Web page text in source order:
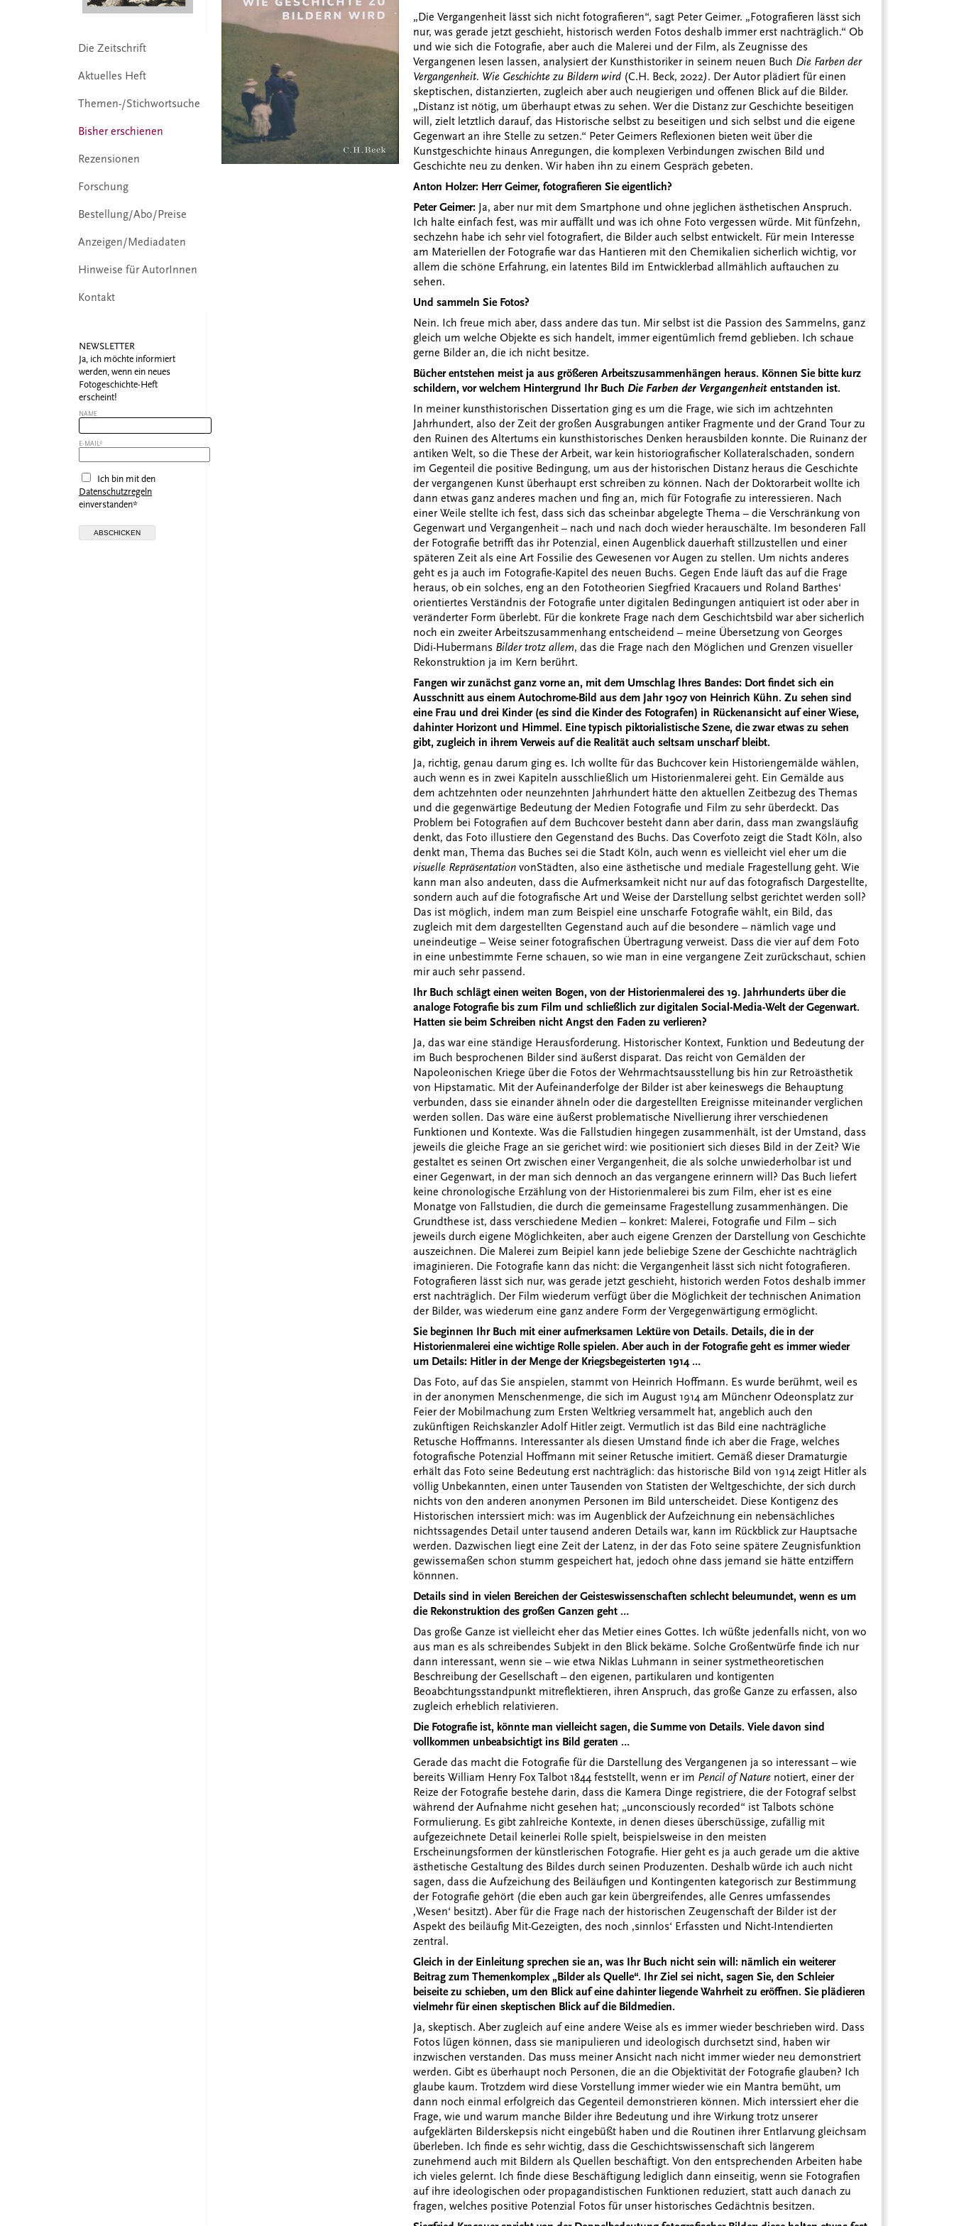
Die Zeitschrift
Aktuelles Heft
Themen-/Stichwortsuche
Bisher erschienen
Rezensionen
Forschung
Bestellung/Abo/Preise
Anzeigen/Mediadaten
Hinweise für AutorInnen
Kontakt
NEWSLETTER
Ja, ich möchte informiert
werden, wenn ein neues
Fotogeschichte-Heft
erscheint!
NAME
E-MAIL*
Ich bin mit den
Datenschutzregeln
einverstanden*
„Die Vergangenheit lässt sich nicht fotografieren“, sagt Peter Geimer. „Fotografieren lässt sich
nur, was gerade jetzt geschieht, historisch werden Fotos deshalb immer erst nachträglich.“ Ob
und wie sich die Fotografie, aber auch die Malerei und der Film, als Zeugnisse des
Vergangenen lesen lassen, analysiert der Kunsthistoriker in seinem neuen Buch Die Farben der
Vergangenheit. Wie Geschichte zu Bildern wird (C.H. Beck, 2022). Der Autor plädiert für einen
skeptischen, distanzierten, zugleich aber auch neugierigen und offenen Blick auf die Bilder.
„Distanz ist nötig, um überhaupt etwas zu sehen. Wer die Distanz zur Geschichte beseitigen
will, zielt letztlich darauf, das Historische selbst zu beseitigen und sich selbst und die eigene
Gegenwart an ihre Stelle zu setzen.“ Peter Geimers Reflexionen bieten weit über die
Kunstgeschichte hinaus Anregungen, die komplexen Verbindungen zwischen Bild und
Geschichte neu zu denken. Wir haben ihn zu einem Gespräch gebeten.
Anton Holzer: Herr Geimer, fotografieren Sie eigentlich?
Peter Geimer: Ja, aber nur mit dem Smartphone und ohne jeglichen ästhetischen Anspruch.
Ich halte einfach fest, was mir auffällt und was ich ohne Foto vergessen würde. Mit fünfzehn,
sechzehn habe ich sehr viel fotografiert, die Bilder auch selbst entwickelt. Für mein Interesse
am Materiellen der Fotografie war das Hantieren mit den Chemikalien sicherlich wichtig, vor
allem die schöne Erfahrung, ein latentes Bild im Entwicklerbad allmählich auftauchen zu
sehen.
Und sammeln Sie Fotos?
Nein. Ich freue mich aber, dass andere das tun. Mir selbst ist die Passion des Sammelns, ganz
gleich um welche Objekte es sich handelt, immer eigentümlich fremd geblieben. Ich schaue
gerne Bilder an, die ich nicht besitze.
Bücher entstehen meist ja aus größeren Arbeitszusammenhängen heraus. Können Sie bitte kurz
schildern, vor welchem Hintergrund Ihr Buch Die Farben der Vergangenheit entstanden ist.
In meiner kunsthistorischen Dissertation ging es um die Frage, wie sich im achtzehnten
Jahrhundert, also der Zeit der großen Ausgrabungen antiker Fragmente und der Grand Tour zu
den Ruinen des Altertums ein kunsthistorisches Denken herausbilden konnte. Die Ruinanz der
antiken Welt, so die These der Arbeit, war kein historiografischer Kollateralschaden, sondern
im Gegenteil die positive Bedingung, um aus der historischen Distanz heraus die Geschichte
der vergangenen Kunst überhaupt erst schreiben zu können. Nach der Doktorarbeit wollte ich
dann etwas ganz anderes machen und fing an, mich für Fotografie zu interessieren. Nach
einer Weile stellte ich fest, dass sich das scheinbar abgelegte Thema – die Verschränkung von
Gegenwart und Vergangenheit – nach und nach doch wieder herauschälte. Im besonderen Fall
der Fotografie betrifft das ihr Potenzial, einen Augenblick dauerhaft stillzustellen und einer
späteren Zeit als eine Art Fossilie des Gewesenen vor Augen zu stellen. Um nichts anderes
geht es ja auch im Fotografie-Kapitel des neuen Buchs. Gegen Ende läuft das auf die Frage
heraus, ob ein solches, eng an den Fototheorien Siegfried Kracauers und Roland Barthes‘
orientiertes Verständnis der Fotografie unter digitalen Bedingungen antiquiert ist oder aber in
veränderter Form überlebt. Für die konkrete Frage nach dem Geschichtsbild war aber sicherlich
noch ein zweiter Arbeitszusammenhang entscheidend – meine Übersetzung von Georges
Didi-Hubermans Bilder trotz allem, das die Frage nach den Möglichen und Grenzen visueller
Rekonstruktion ja im Kern berührt.
Fangen wir zunächst ganz vorne an, mit dem Umschlag Ihres Bandes: Dort findet sich ein
Ausschnitt aus einem Autochrome-Bild aus dem Jahr 1907 von Heinrich Kühn. Zu sehen sind
eine Frau und drei Kinder (es sind die Kinder des Fotografen) in Rückenansicht auf einer Wiese,
dahinter Horizont und Himmel. Eine typisch piktorialistische Szene, die zwar etwas zu sehen
gibt, zugleich in ihrem Verweis auf die Realität auch seltsam unscharf bleibt.
Ja, richtig, genau darum ging es. Ich wollte für das Buchcover kein Historiengemälde wählen,
auch wenn es in zwei Kapiteln ausschließlich um Historienmalerei geht. Ein Gemälde aus
dem achtzehnten oder neunzehnten Jahrhundert hätte den aktuellen Zeitbezug des Themas
und die gegenwärtige Bedeutung der Medien Fotografie und Film zu sehr überdeckt. Das
Problem bei Fotografien auf dem Buchcover besteht dann aber darin, dass man zwangsläufig
denkt, das Foto illustiere den Gegenstand des Buchs. Das Coverfoto zeigt die Stadt Köln, also
denkt man, Thema das Buches sei die Stadt Köln, auch wenn es vielleicht viel eher um die
visuelle Repräsentation vonStädten, also eine ästhetische und mediale Fragestellung geht. Wie
kann man also andeuten, dass die Aufmerksamkeit nicht nur auf das fotografisch Dargestellte,
sondern auch auf die fotografische Art und Weise der Darstellung selbst gerichtet werden soll?
Das ist möglich, indem man zum Beispiel eine unscharfe Fotografie wählt, ein Bild, das
zugleich mit dem dargestellten Gegenstand auch auf die besondere – nämlich vage und
uneindeutige – Weise seiner fotografischen Übertragung verweist. Dass die vier auf dem Foto
in eine unbestimmte Ferne schauen, so wie man in eine vergangene Zeit zurückschaut, schien
mir auch sehr passend.
Ihr Buch schlägt einen weiten Bogen, von der Historienmalerei des 19. Jahrhunderts über die
analoge Fotografie bis zum Film und schließlich zur digitalen Social-Media-Welt der Gegenwart.
Hatten sie beim Schreiben nicht Angst den Faden zu verlieren?
Ja, das war eine ständige Herausforderung. Historischer Kontext, Funktion und Bedeutung der
im Buch besprochenen Bilder sind äußerst disparat. Das reicht von Gemälden der
Napoleonischen Kriege über die Fotos der Wehrmachtsausstellung bis hin zur Retroästhetik
von Hipstamatic. Mit der Aufeinanderfolge der Bilder ist aber keineswegs die Behauptung
verbunden, dass sie einander ähneln oder die dargestellten Ereignisse miteinander verglichen
werden sollen. Das wäre eine äußerst problematische Nivellierung ihrer verschiedenen
Funktionen und Kontexte. Was die Fallstudien hingegen zusammenhält, ist der Umstand, dass
jeweils die gleiche Frage an sie gerichet wird: wie positioniert sich dieses Bild in der Zeit? Wie
gestaltet es seinen Ort zwischen einer Vergangenheit, die als solche unwiederholbar ist und
einer Gegenwart, in der man sich dennoch an das vergangene erinnern will? Das Buch liefert
keine chronologische Erzählung von der Historienmalerei bis zum Film, eher ist es eine
Monatge von Fallstudien, die durch die gemeinsame Fragestellung zusammenhängen. Die
Grundthese ist, dass verschiedene Medien – konkret: Malerei, Fotografie und Film – sich
jeweils durch eigene Möglichkeiten, aber auch eigene Grenzen der Darstellung von Geschichte
auszeichnen. Die Malerei zum Beipiel kann jede beliebige Szene der Geschichte nachträglich
imaginieren. Die Fotografie kann das nicht: die Vergangenheit lässt sich nicht fotografieren.
Fotografieren lässt sich nur, was gerade jetzt geschieht, historich werden Fotos deshalb immer
erst nachträglich. Der Film wiederum verfügt über die Möglichkeit der technischen Animation
der Bilder, was wiederum eine ganz andere Form der Vergegenwärtigung ermöglicht.
Sie beginnen Ihr Buch mit einer aufmerksamen Lektüre von Details. Details, die in der
Historienmalerei eine wichtige Rolle spielen. Aber auch in der Fotografie geht es immer wieder
um Details: Hitler in der Menge der Kriegsbegeisterten 1914 …
Das Foto, auf das Sie anspielen, stammt von Heinrich Hoffmann. Es wurde berühmt, weil es
in der anonymen Menschenmenge, die sich im August 1914 am Münchenr Odeonsplatz zur
Feier der Mobilmachung zum Ersten Weltkrieg versammelt hat, angeblich auch den
zukünftigen Reichskanzler Adolf Hitler zeigt. Vermutlich ist das Bild eine nachträgliche
Retusche Hoffmanns. Interessanter als diesen Umstand finde ich aber die Frage, welches
fotografische Potenzial Hoffmann mit seiner Retusche imitiert. Gemäß dieser Dramaturgie
erhält das Foto seine Bedeutung erst nachträglich: das historische Bild von 1914 zeigt Hitler als
völlig Unbekannten, einen unter Tausenden von Statisten der Weltgeschichte, der sich durch
nichts von den anderen anonymen Personen im Bild unterscheidet. Diese Kontigenz des
Historischen interssiert mich: was im Augenblick der Aufzeichnung ein nebensächliches
nichtssagendes Detail unter tausend anderen Details war, kann im Rückblick zur Hauptsache
werden. Dazwischen liegt eine Zeit der Latenz, in der das Foto seine spätere Zeugnisfunktion
gewissemaßen schon stumm gespeichert hat, jedoch ohne dass jemand sie hätte entziffern
könnnen.
Details sind in vielen Bereichen der Geisteswissenschaften schlecht beleumundet, wenn es um
die Rekonstruktion des großen Ganzen geht …
Das große Ganze ist vielleicht eher das Metier eines Gottes. Ich wüßte jedenfalls nicht, von wo
aus man es als schreibendes Subjekt in den Blick bekäme. Solche Großentwürfe finde ich nur
dann interessant, wenn sie – wie etwa Niklas Luhmann in seiner systmetheoretischen
Beschreibung der Gesellschaft – den eigenen, partikularen und kontigenten
Beoabchtungsstandpunkt mitreflektieren, ihren Anspruch, das große Ganze zu erfassen, also
zugleich erheblich relativieren.
Die Fotografie ist, könnte man vielleicht sagen, die Summe von Details. Viele davon sind
vollkommen unbeabsichtigt ins Bild geraten …
Gerade das macht die Fotografie für die Darstellung des Vergangenen ja so interessant – wie
bereits William Henry Fox Talbot 1844 feststellt, wenn er im Pencil of Nature notiert, einer der
Reize der Fotografie bestehe darin, dass die Kamera Dinge registriere, die der Fotograf selbst
während der Aufnahme nicht gesehen hat; „unconsciously recorded“ ist Talbots schöne
Formulierung. Es gibt zahlreiche Kontexte, in denen dieses überschüssige, zufällig mit
aufgezeichnete Detail keinerlei Rolle spielt, beispielsweise in den meisten
Erscheinungsformen der künstlerischen Fotografie. Hier geht es ja auch gerade um die aktive
ästhetische Gestaltung des Bildes durch seinen Produzenten. Deshalb würde ich auch nicht
sagen, dass die Aufzeichung des Beiläufigen und Kontingenten kategorisch zur Bestimmung
der Fotografie gehört (die eben auch gar kein übergreifendes, alle Genres umfassendes
‚Wesen‘ besitzt). Aber für die Frage nach der historischen Zeugenschaft der Bilder ist der
Aspekt des beiläufig Mit-Gezeigten, des noch ‚sinnlos‘ Erfassten und Nicht-Intendierten
zentral.
Gleich in der Einleitung sprechen sie an, was Ihr Buch nicht sein will: nämlich ein weiterer
Beitrag zum Themenkomplex „Bilder als Quelle“. Ihr Ziel sei nicht, sagen Sie, den Schleier
beiseite zu schieben, um den Blick auf eine dahinter liegende Wahrheit zu eröffnen. Sie plädieren
vielmehr für einen skeptischen Blick auf die Bildmedien.
Ja, skeptisch. Aber zugleich auf eine andere Weise als es immer wieder beschrieben wird. Dass
Fotos lügen können, dass sie manipulieren und ideologisch durchsetzt sind, haben wir
inzwischen verstanden. Das muss meiner Ansicht nach nicht immer wieder neu demonstriert
werden. Gibt es überhaupt noch Personen, die an die Objektivität der Fotografie glauben? Ich
glaube kaum. Trotzdem wird diese Vorstellung immer wieder wie ein Mantra bemüht, um
dann noch einmal erfolgreich das Gegenteil demonstrieren können. Mich interssiert eher die
Frage, wie und warum manche Bilder ihre Bedeutung und ihre Wirkung trotz unserer
aufgeklärten Bilderskepsis nicht eingebüßt haben und die Routinen ihrer Entlarvung gleichsam
überleben. Ich finde es sehr wichtig, dass die Geschichtswissenschaft sich längerem
zunehmend auch mit Bildern als Quellen beschäftigt. Von den entsprechenden Arbeiten habe
ich vieles gelernt. Ich finde diese Beschäftigung lediglich dann einseitig, wenn sie Fotografien
auf ihre ideologischen oder propagandistischen Funktionen reduziert, statt auch danach zu
fragen, welches positive Potenzial Fotos für unser historisches Gedächtnis besitzen.